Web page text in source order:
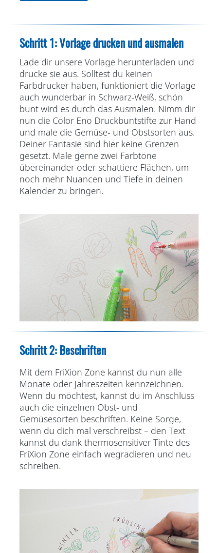
Schritt 1: Vorlage drucken und ausmalen
Lade dir unsere Vorlage herunterladen und
drucke sie aus. Solltest du keinen
Farbdrucker haben, funktioniert die Vorlage
auch wunderbar in Schwarz-Weiß, schön
bunt wird es durch das Ausmalen. Nimm dir
nun die Color Eno Druckbuntstifte zur Hand
und male die Gemüse- und Obstsorten aus.
Deiner Fantasie sind hier keine Grenzen
gesetzt. Male gerne zwei Farbtöne
übereinander oder schattiere Flächen, um
noch mehr Nuancen und Tiefe in deinen
Kalender zu bringen.
Schritt 2: Beschriften
Mit dem FriXion Zone kannst du nun alle
Monate oder Jahreszeiten kennzeichnen.
Wenn du möchtest, kannst du im Anschluss
auch die einzelnen Obst- und
Gemüsesorten beschriften. Keine Sorge,
wenn du dich mal verschreibst – den Text
kannst du dank thermosensitiver Tinte des
FriXion Zone einfach wegradieren und neu
schreiben.